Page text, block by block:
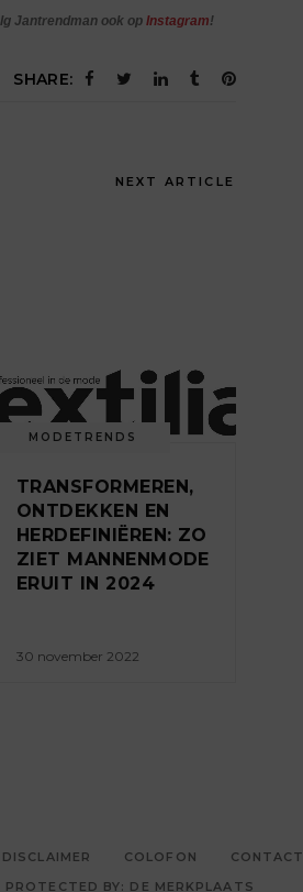
Jantrendman ook op Instagram!
SHARE:
NEXT ARTICLE
MODETRENDS
TRANSFORMEREN,
ONTDEKKEN EN
HERDEFINIËREN: ZO
ZIET MANNENMODE
ERUIT IN 2024
30 november 2022
DISCLAIMER COLOFON CONTACT
PROTECTED BY: DE MERKPLAATS